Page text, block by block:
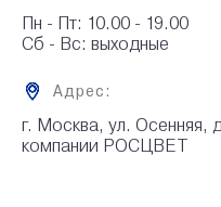
Пн - Пт: 10.00 - 19.00
Сб - Вс: выходные
Адрес:
г. Москва, ул. Осенняя,
компании РОСЦВЕТ